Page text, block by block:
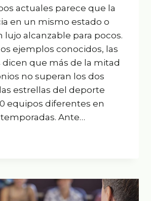
actuales parece que la
en un mismo estado o
lujo alcanzable para pocos.
ejemplos conocidos, las
que más de la mitad
no superan los dos
estrellas del deporte
equipos diferentes en
Ante…